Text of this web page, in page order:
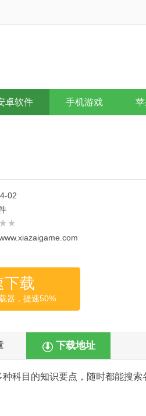
卓软件 手机游戏
02
下载
器，提速50%
下载地址
科目的知识要点，随时都能搜索